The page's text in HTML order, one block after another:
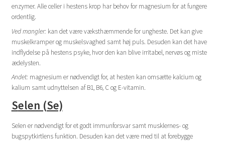
enzymer. Alle celler i hestens krop har behov for magnesium for at fungere
ordentlig.
Ved mangler:kan det være væksthæmmende for ungheste. Det kan give
muskelkramper og muskelsvaghed samt høj puls. Desuden kan det have
indflydelse på hestens psyke, hvor den kan blive irritabel, nervøs og miste
ædelysten.
Andet:magnesium er nødvendigt for, at hesten kan omsætte kalcium og
kalium samt udnyttelsen af B1, B6, C og E-vitamin.
Selen (Se)
Selen er nødvendigt for et godt immunforsvar samt musklernes- og
bugspytkirtlens funktion. Desuden kan det være med til at forebygge